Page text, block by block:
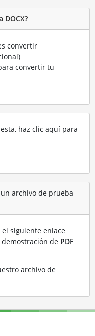
convertir
convertir tu
haz clic aquí para
archivo de prueba
el siguiente enlace
de PDF
archivo de